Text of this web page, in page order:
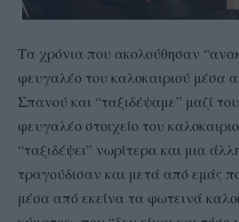
Τα χρόνια που ακολούθησαν
φευγαλέο του καλοκαιριού μέσα
Σπανού και “ταξιδέψαμε” μαζί
φευγαλέο στοιχείο του
“ταξιδέψει” νωρίτερα και μια
τραγούδισαν και μετά από εμάς
μέσα από εκείνα τα φωτεινά